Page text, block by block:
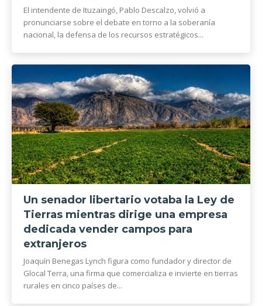
El intendente de Ituzaingó, Pablo Descalzo, volvió a
pronunciarse sobre el debate en torno a la soberanía
nacional, la defensa de los recursos estratégicos...
Un senador libertario votaba la Ley de
Tierras mientras dirige una empresa
dedicada vender campos para
extranjeros
Joaquín Benegas Lynch figura como fundador y director de
Glocal Terra, una firma que comercializa e invierte en tierras
rurales en cinco países de...